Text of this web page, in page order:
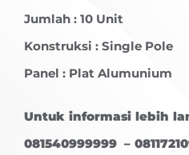
Jumlah : 10 Unit
Konstruksi : Single Pole
Panel : Plat Alumunium
Untuk informasi lebih
081540999999 –